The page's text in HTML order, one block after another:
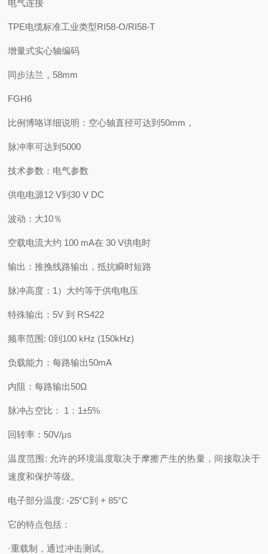
电气连接
TPE电缆标准工业类型RI58-O/RI58-T
增量式实心轴编码
同步法兰，58mm
FGH6
比例博咯详细说明：空心轴直径可达到50mm，
脉冲率可达到5000
技术参数：电气参数
供电电源12 V到30 V DC
波动：大10％
空载电流大约 100 mA在 30 V供电时
输出：推挽线路输出，抵抗瞬时短路
脉冲高度：1）大约等于供电电压
特殊输出：5V 到 RS422
频率范围: 0到100 kHz (150kHz)
负载能力：每路输出50mA
内阻：每路输出50Ω
脉冲占空比： 1：1±5%
回转率：50V/μs
温度范围: 允许的环境温度取决于摩擦产生的热量，间接取决于
速度和保护等级。
电子部分温度: -25°C到 + 85°C
它的特点包括：
·重载制，通过冲击测试。